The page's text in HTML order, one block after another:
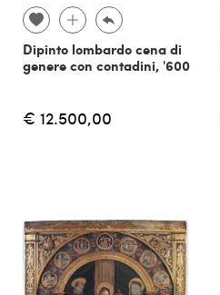
Dipinto lombardo cena di
genere con contadini, '600
€ 12.500,00